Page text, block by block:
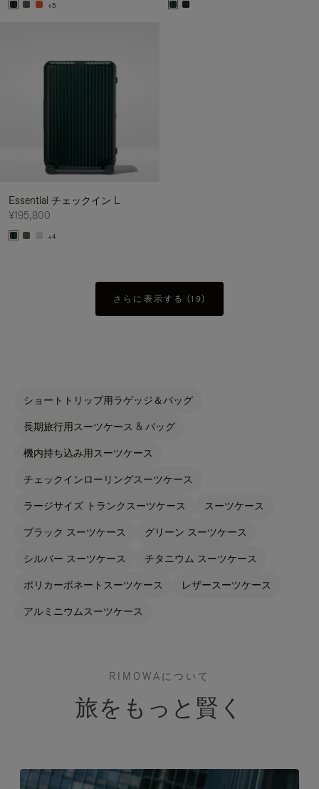
+5
Essential チェックイン L
¥195,800
+4
さらに表示する (19)
ショートトリップ用ラゲッジ＆バッグ
長期旅行用スーツケース & バッグ
機内持ち込み用スーツケース
チェックインローリングスーツケース
ラージサイズ トランクスーツケース スーツケース
ブラック スーツケース グリーン スーツケース
シルバー スーツケース チタニウム スーツケース
ポリカーボネートスーツケース レザースーツケース
アルミニウムスーツケース
RIMOWAについて
旅をもっと賢く